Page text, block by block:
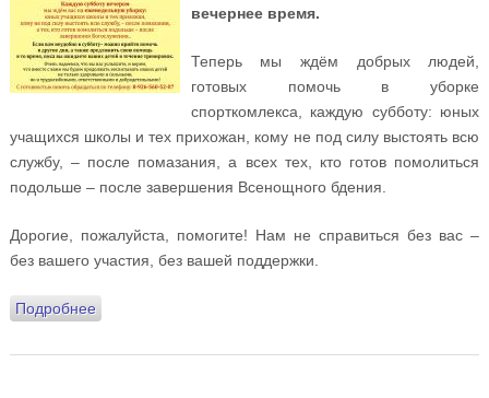
вечернее время.
Теперь мы ждём добрых людей,
готовых помочь в уборке
спорткомлекса, каждую субботу: юных
учащихся школы и тех прихожан, кому не под силу выстоять всю
службу, – после помазания, а всех тех, кто готов помолиться
подольше – после завершения Всенощного бдения.
Дорогие, пожалуйста, помогите! Нам не справиться без вас –
без вашего участия, без вашей поддержки.
Подробнеео Призываем потрудиться на уборке спортивного